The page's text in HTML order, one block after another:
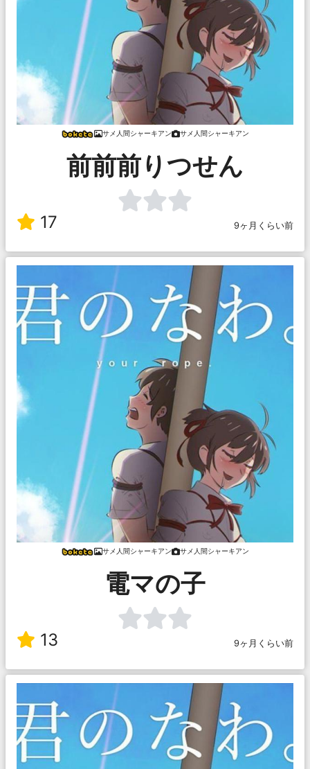
サメ人間シャーキアン サメ人間シャーキアン
前前前りつせん
17 9ヶ月くらい前
サメ人間シャーキアン サメ人間シャーキアン
電マの子
13 9ヶ月くらい前